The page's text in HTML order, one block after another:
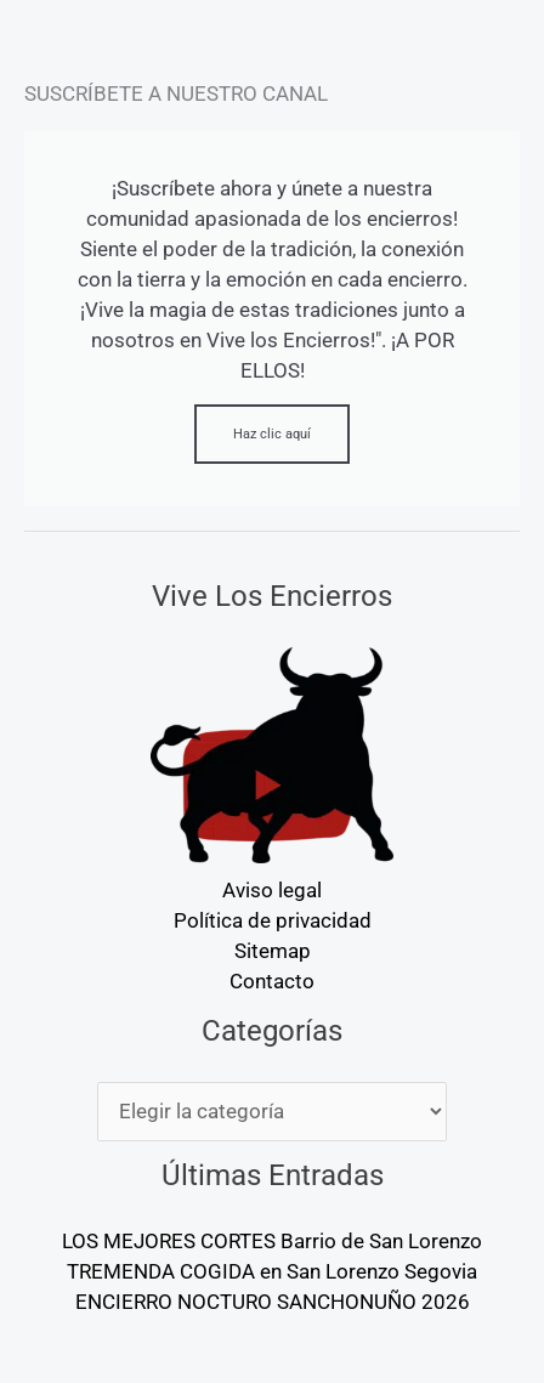
SUSCRÍBETE A NUESTRO CANAL
¡Suscríbete ahora y únete a nuestra
comunidad apasionada de los encierros!
Siente el poder de la tradición, la conexión
con la tierra y la emoción en cada encierro.
¡Vive la magia de estas tradiciones junto a
nosotros en Vive los Encierros!". ¡A POR
ELLOS!
Haz clic aquí
Vive Los Encierros
Aviso legal
Política de privacidad
Sitemap
Contacto
Categorías
Últimas Entradas
LOS MEJORES CORTES Barrio de San Lorenzo
TREMENDA COGIDA en San Lorenzo Segovia
ENCIERRO NOCTURO SANCHONUÑO 2026